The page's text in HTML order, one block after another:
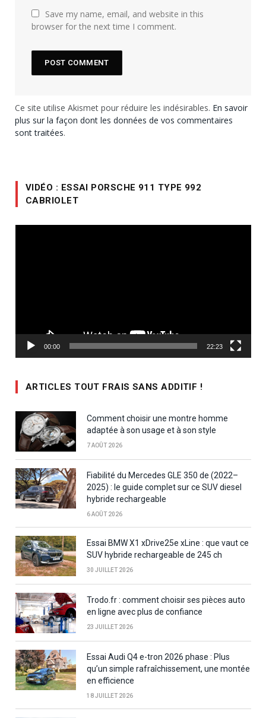
Save my name, email, and website in this
browser for the next time I comment.
Ce site utilise Akismet pour réduire les indésirables. En savoir
plus sur la façon dont les données de vos commentaires
sont traitées.
VIDÉO : ESSAI PORSCHE 911 TYPE 992
CABRIOLET
00:00 22:23
ARTICLES TOUT FRAIS SANS ADDITIF !
Comment choisir une montre homme
adaptée à son usage et à son style
7 AOÛT 2026
Fiabilité du Mercedes GLE 350 de (2022–
2025) : le guide complet sur ce SUV diesel
hybride rechargeable
6 AOÛT 2026
Essai BMW X1 xDrive25e xLine : que vaut ce
SUV hybride rechargeable de 245 ch
30 JUILLET 2026
Trodo.fr : comment choisir ses pièces auto
en ligne avec plus de confiance
23 JUILLET 2026
Essai Audi Q4 e-tron 2026 phase : Plus
qu’un simple rafraîchissement, une montée
en efficience
18 JUILLET 2026